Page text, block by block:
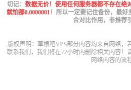
切记： 数据无价！使用任何服务器都不存在绝
就怕那0.0000001 ！所以一定要记住备份，最
合对比作用，非推荐
版权声明：草根吧VPS部分内容均来自网络，
联系我们，我们将在72小时内删除相关内容！
网络内容的流